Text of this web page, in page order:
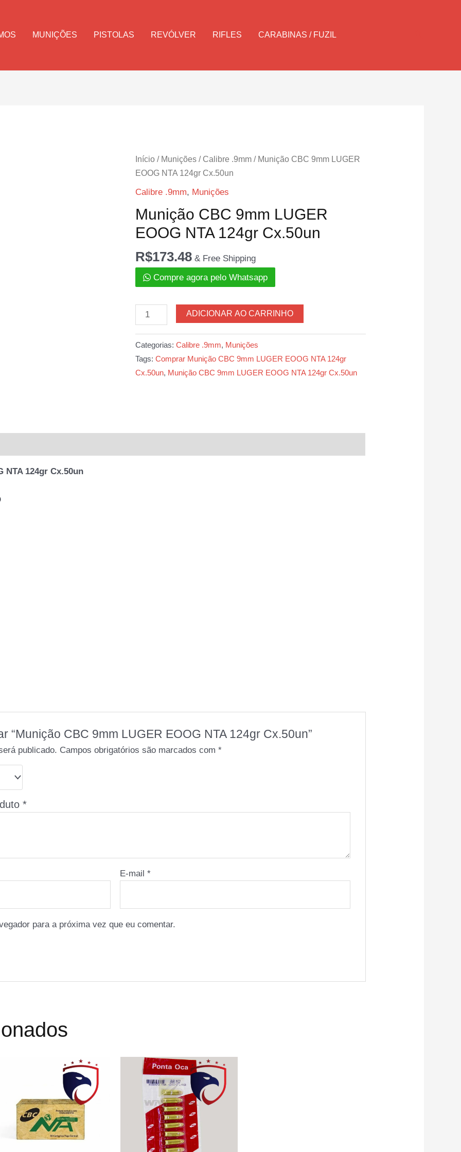
MUNIÇÕES PISTOLAS REVÓLVER RIFLES CARABINAS / FUZIL
Início/ Munições/ Calibre .9mm/ Munição CBC 9mm LUGER
EOOG NTA 124gr Cx.50un
Calibre .9mm, Munições
Munição CBC 9mm LUGER
EOOG NTA 124gr Cx.50un
R$173.48 & Free Shipping
Compre agora pelo Whatsapp
Munição
CBC
ADICIONAR AO CARRINHO
Categorias: Calibre .9mm, Munições
Tags: Comprar Munição CBC 9mm LUGER EOOG NTA 124gr
Cx.50un, Munição CBC 9mm LUGER EOOG NTA 124gr Cx.50un
NTA 124gr Cx.50un
“Munição CBC 9mm LUGER EOOG NTA 124gr Cx.50un”
publicado. Campos obrigatórios são marcados com *
*
E-mail*
para a próxima vez que eu comentar.